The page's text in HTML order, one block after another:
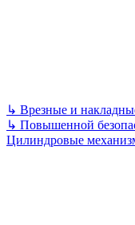
↳ Врезные и
↳ Повышенной
Цилиндровые